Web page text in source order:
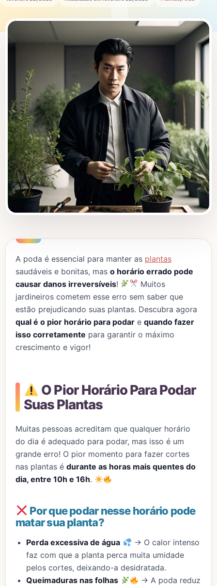
A poda é essencial para manter as plantas
saudáveis e bonitas, mas o horário errado pode
causar danos irreversíveis!
Muitos
jardineiros cometem esse erro sem saber que
estão prejudicando suas plantas. Descubra agora
qual é o pior horário para podar e quando fazer
isso corretamente para garantir o máximo
crescimento e vigor!
O Pior Horário Para Podar
Suas Plantas
Muitas pessoas acreditam que qualquer horário
do dia é adequado para podar, mas isso é um
grande erro! O pior momento para fazer cortes
nas plantas é durante as horas mais quentes do
dia, entre 10h e 16h.
Por que podar nesse horário pode
matar sua planta?
Perda excessiva de água
→ O calor intenso
faz com que a planta perca muita umidade
pelos cortes, deixando-a desidratada.
Queimaduras nas folhas
→ A poda reduz